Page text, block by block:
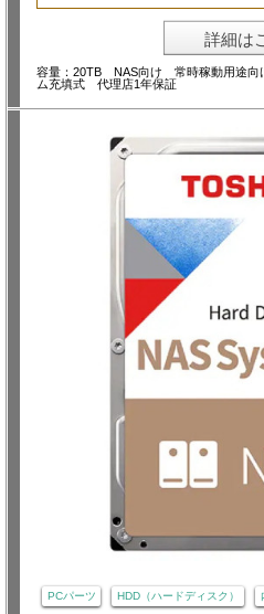
詳細は
容量：20TB NAS向け 常時稼動用途
ム充填式 代理店1年保証
PCパーツ HDD（ハードディスク）